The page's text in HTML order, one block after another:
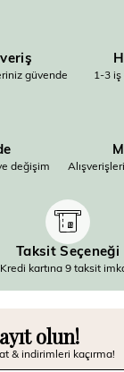
güvende 1-3
değişim
Taksit Seçeneği
Kredi kartına 9 taksit
olun!
& indirimleri kaçırma!